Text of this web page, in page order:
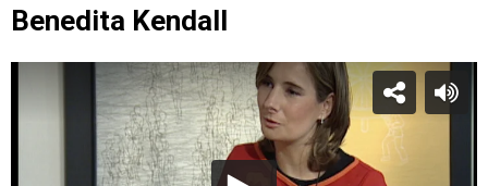
Benedita Kendall